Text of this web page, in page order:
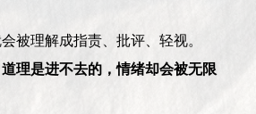
被理解成指责、批评、轻视。
道理是进不去的，情绪却会被无限